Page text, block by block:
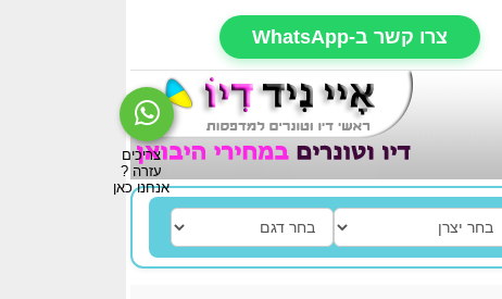
צרו קשר ב-WhatsApp